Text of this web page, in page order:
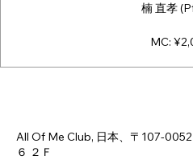
楠 直孝
MC:
All Of Me Club, 日本、〒107-
６ ２Ｆ